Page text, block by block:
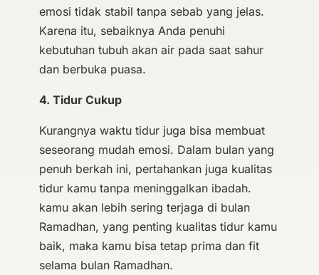
emosi tidak stabil tanpa sebab yang jelas.
Karena itu, sebaiknya Anda penuhi
kebutuhan tubuh akan air pada saat sahur
dan berbuka puasa.
4. Tidur Cukup
Kurangnya waktu tidur juga bisa membuat
seseorang mudah emosi. Dalam bulan yang
penuh berkah ini, pertahankan juga kualitas
tidur kamu tanpa meninggalkan ibadah.
kamu akan lebih sering terjaga di bulan
Ramadhan, yang penting kualitas tidur kamu
baik, maka kamu bisa tetap prima dan fit
selama bulan Ramadhan.